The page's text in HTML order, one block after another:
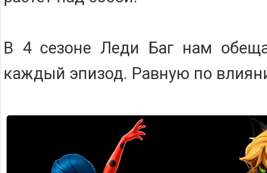
В 4 сезоне Леди Баг нам
каждый эпизод. Равную по